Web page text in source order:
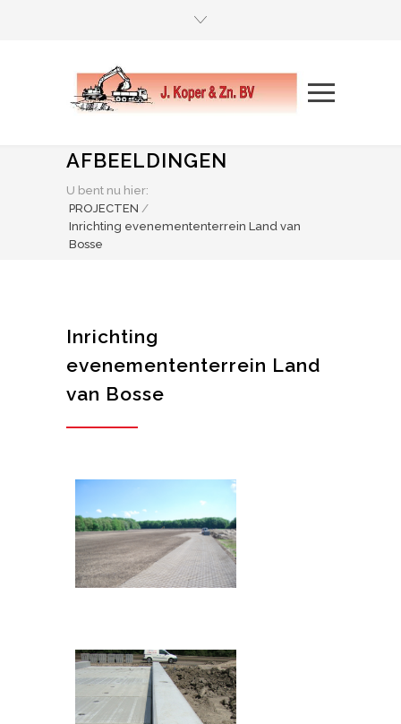
AFBEELDINGEN
U bent nu hier:
PROJECTEN /
Inrichting evenemententerrein Land van
Bosse
Inrichting
evenemententerrein Land
van Bosse